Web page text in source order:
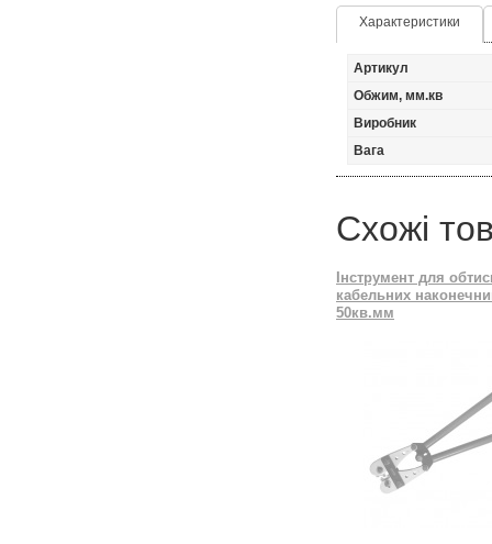
Характеристики
Артикул
Обжим, мм.кв
Виробник
Вага
Схожі
Інструмент для
кабельних
50кв.мм